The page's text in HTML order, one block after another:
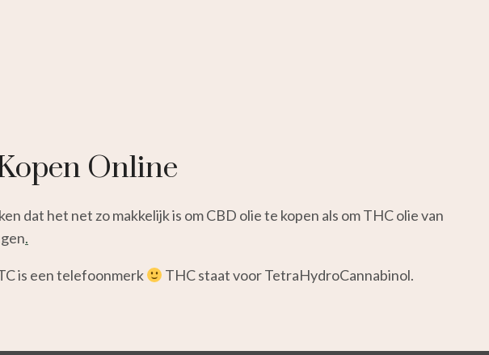
Online
dat het net zo makkelijk is om CBD olie te kopen als om THC olie van
.
is een telefoonmerk THC staat voor TetraHydroCannabinol.